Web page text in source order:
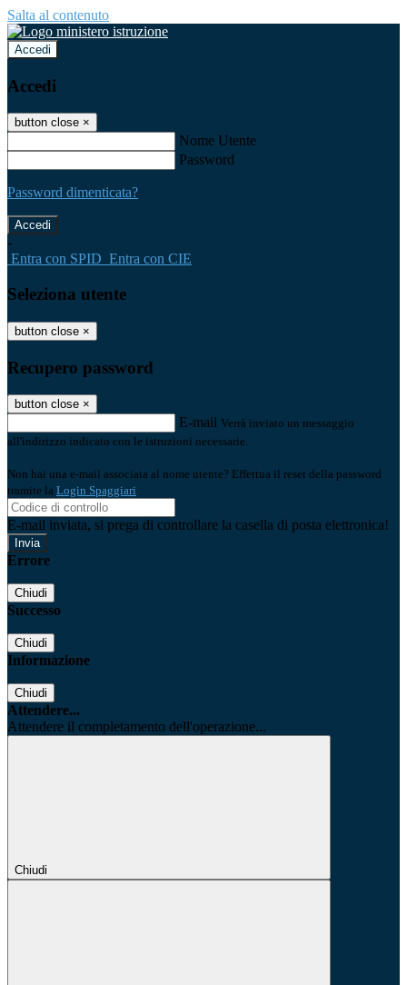
Salta al contenuto
Accedi
Accedi
button close ×
Nome Utente
Password
Password dimenticata?
-
Entra con SPID Entra con CIE
Seleziona utente
button close ×
Recupero password
button close ×
E-mail Verrà inviato un messaggio
all'indirizzo indicato con le istruzioni necessarie.
Non hai una e-mail associata al nome utente? Effettua il reset della password
tramite la Login Spaggiari
E-mail inviata, si prega di controllare la casella di posta elettronica!
Errore
Chiudi
Successo
Chiudi
Informazione
Chiudi
Attendere...
Attendere il completamento dell'operazione...
Chiudi